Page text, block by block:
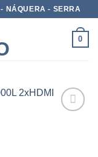
NÁQUERA - SERRA
0